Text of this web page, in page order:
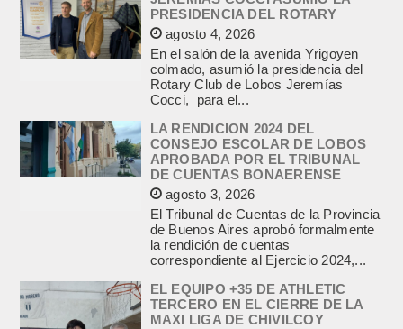
PRESIDENCIA DEL ROTARY
agosto 4, 2026
En el salón de la avenida Yrigoyen
colmado, asumió la presidencia del
Rotary Club de Lobos Jeremías
Cocci, para el...
LA RENDICION 2024 DEL
CONSEJO ESCOLAR DE LOBOS
APROBADA POR EL TRIBUNAL
DE CUENTAS BONAERENSE
agosto 3, 2026
El Tribunal de Cuentas de la Provincia
de Buenos Aires aprobó formalmente
la rendición de cuentas
correspondiente al Ejercicio 2024,...
EL EQUIPO +35 DE ATHLETIC
TERCERO EN EL CIERRE DE LA
MAXI LIGA DE CHIVILCOY